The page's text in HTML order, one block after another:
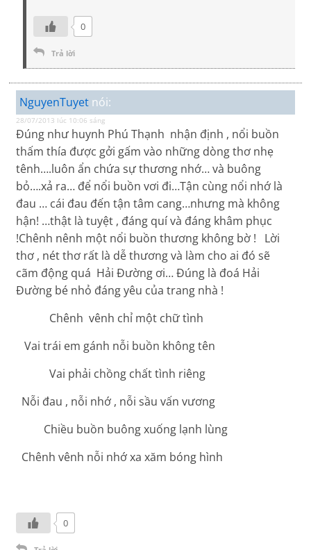
0
Trả lời
NguyenTuyet nói:
28/07/2013 lúc 10:06 sáng
Đúng như huynh Phú Thạnh nhận định , nổi buồn
thấm thía được gởi gấm vào những dòng thơ nhẹ
tênh….luôn ẩn chứa sự thương nhớ… và buông
bỏ….xả ra… để nổi buồn vơi đi…Tận cùng nổi nhớ là
đau … cái đau đến tận tâm cang…nhưng mà không
hận! …thật là tuyệt , đáng quí và đáng khâm phục
!Chênh nênh một nổi buồn thương không bờ ! Lời
thơ , nét thơ rất là dễ thương và làm cho ai đó sẽ
cãm động quá Hải Đường ơi… Đúng là đoá Hải
Đường bé nhỏ đáng yêu của trang nhà !
Chênh vênh chỉ một chữ tình
Vai trái em gánh nỗi buồn không tên
Vai phải chồng chất tình riêng
Nỗi đau , nỗi nhớ , nỗi sầu vấn vương
Chiều buồn buông xuống lạnh lùng
Chênh vênh nỗi nhớ xa xăm bóng hình
0